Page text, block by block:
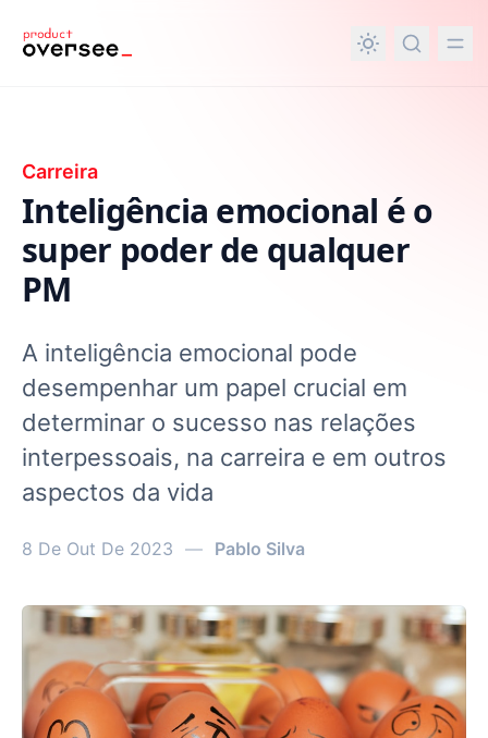
principal
Carreira
Inteligência emocional é o
super poder de qualquer
PM
A inteligência emocional pode
desempenhar um papel crucial em
determinar o sucesso nas relações
interpessoais, na carreira e em outros
aspectos da vida
8 De Out De 2023 — Pablo Silva